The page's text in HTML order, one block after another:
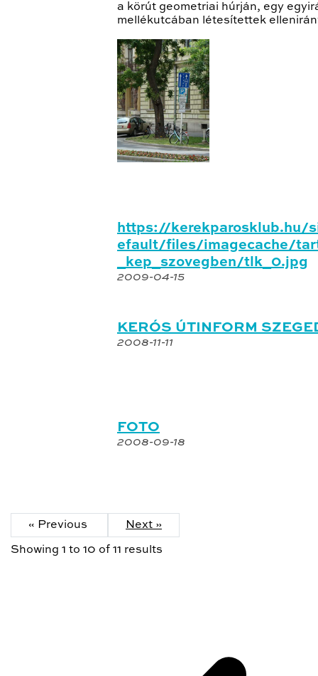
a körút geometriai húrján, egy
mellékutcában létesítettek
https://kerekparosklub.hu/
efault/files/imagecache/
_kep_szovegben/tlk_0.jpg
2009-04-15
KERÓS ÚTINFORM
2008-11-11
FOTO
2008-09-18
« Previous Next »
Showing 1 to 10 of 11 results